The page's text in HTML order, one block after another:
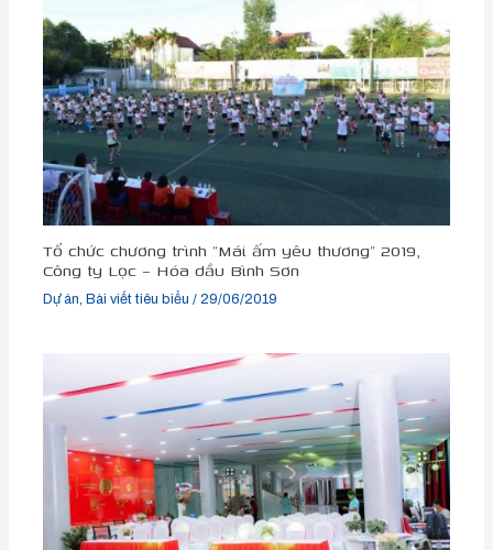
Tổ chức chương trình “Mái ấm yêu thương” 2019,
Công ty Lọc – Hóa dầu Bình Sơn
Dự án ,Bài viết tiêu biểu /29/06/2019